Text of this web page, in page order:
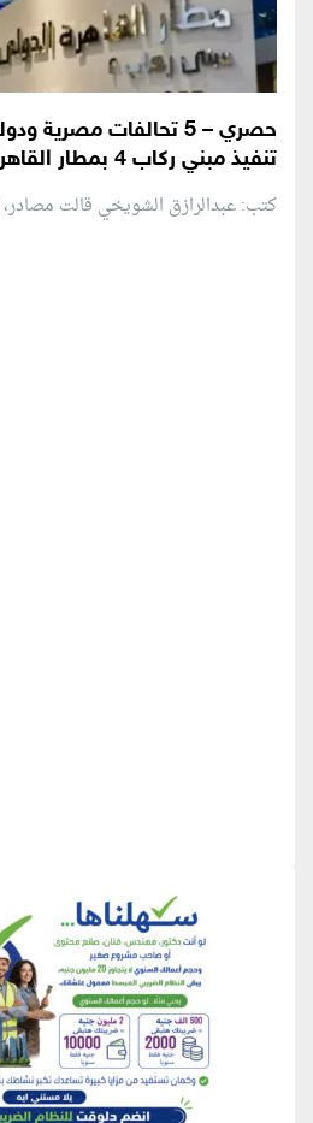
حصري – 5 تحالفات مصرية
تنفيذ مبني ركاب 4 بمطار القاهرة الدولي
كتب: عبدالرازق الشويخي قالت مصادر، إن 5 تحالفات من
منطقة